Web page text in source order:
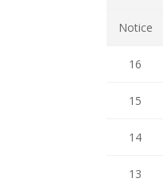
Notice
16
15
14
13